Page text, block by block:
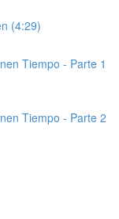
(4:29)
Tiempo - Parte 1
Tiempo - Parte 2